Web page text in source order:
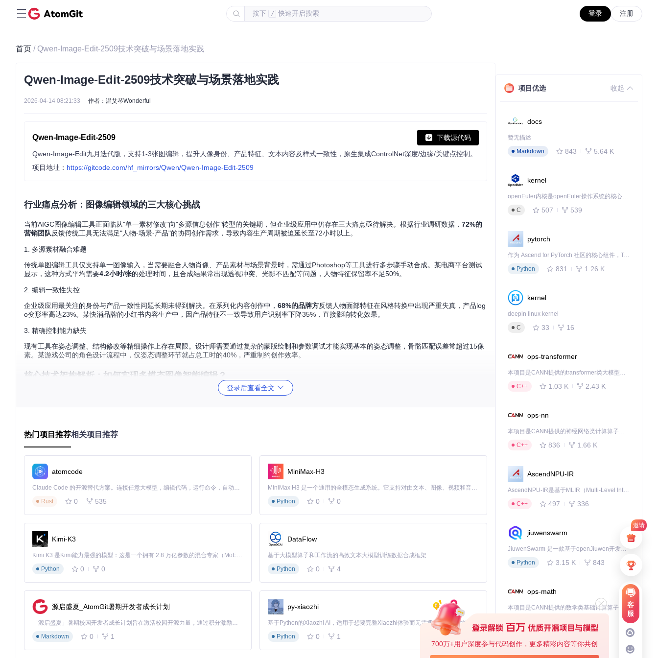
按下 / 快速开启搜索 登录 注册
邀请
客
服
700万+用户深度参与代码创作，更多精彩内容等你共创
首页 / Qwen-Image-Edit-2509技术突破与场景落地实践
Qwen-Image-Edit-2509技术突破与场景落地实践
2026-04-14 08:21:33 作者：温艾琴Wonderful
Qwen-Image-Edit-2509 下载源代码
Qwen-Image-Edit九月迭代版，支持1-3张图编辑，提升人像身份、产品特征、文本内容及样式一致性，原生集成ControlNet深度/边缘/关键点控制。
项目地址： https://gitcode.com/hf_mirrors/Qwen/Qwen-Image-Edit-2509
行业痛点分析：图像编辑领域的三大核心挑战
当前AIGC图像编辑工具正面临从"单一素材修改"向"多源信息创作"转型的关键期，但企业级应用中仍存在三大痛点亟待解决。根据行业调研数据， 72%的
营销团队反馈传统工具无法满足"人物-场景-产品"的协同创作需求，导致内容生产周期被迫延长至72小时以上。
1. 多源素材融合难题
传统单图编辑工具仅支持单一图像输入，当需要融合人物肖像、产品素材与场景背景时，需通过Photoshop等工具进行多步骤手动合成。某电商平台测试
显示，这种方式平均需要4.2小时/张的处理时间，且合成结果常出现透视冲突、光影不匹配等问题，人物特征保留率不足50%。
2. 编辑一致性失控
企业级应用最关注的身份与产品一致性问题长期未得到解决。在系列化内容创作中， 68%的品牌方反馈人物面部特征在风格转换中出现严重失真，产品log
o变形率高达23%。某快消品牌的小红书内容生产中，因产品特征不一致导致用户识别率下降35%，直接影响转化效果。
3. 精确控制能力缺失
现有工具在姿态调整、结构修改等精细操作上存在局限。设计师需要通过复杂的蒙版绘制和参数调试才能实现基本的姿态调整，骨骼匹配误差常超过15像
素。某游戏公司的角色设计流程中，仅姿态调整环节就占总工时的40%，严重制约创作效率。
核心技术架构解析：如何实现多模态图像智能编辑？
Qwen-Image-Edit-2509通过创新的技术架构，构建了"多图协同输入-特征融合处理-精确控制输出"的完整技术链路，从根本上解决了传统编辑工具的三大
该模型首创支持1-3张输入图像的协同处理，通过
冲突解决模块
：采用对抗学习策略处理特征冲突，使人物身份特征保留率提升至92%
光影一致性引擎：分析输入图像的光照方向、强度和色温，自动调整融合区域的光影参数
🛠️技术术语解析：自注意力机制
类似于人类视觉系统的注意力分配，模型能够自动识别图像中重要区域（如人物面部、产品主体），并优先处理这些区域的特征融合，确保关键信息不丢
ControlNet原生支持如何实现像素级精确控制？
模型内置深度图、边缘图、关键点图等6种ControlNet控制模式，无需额外加载模型即可实现精确控制。其技术突破在于：
轻量化控制模块 ：将传统ControlNet的参数量压缩60%，实现实时响应
多模态引导机制 ：支持文本描述与图像控制同时输入，精度提升至3像素级
控制维度 传统工具误差 Qwen-Image-Edit-2509
提升幅度
骨骼匹配
15像素
登录后查看全文
热门项目推荐相关项目推荐
atomcode
Claude Code 的开源替代方案。连接任意大模型，编辑代码，运行命令，自动验证 — 全自动执行。用 Rust 构建，极致性能。 ｜ An open-source alternative to Claude Code. Connect any LLM, edit code, run commands, and verify changes — autonomously. Built in Rust for speed. Get Started
Rust
0 535
MiniMax-H3
MiniMax H3 是一个通用的全模态生成系统。它支持对由文本、图像、视频和音频组成的多模态上下文进行统一理解，并能生成分辨率高达 2K、时长可达 15 秒的带原生立体声音频的视频。得益于面向任务泛化的系统设计，H3 在预训练阶段就已具备广泛的多模态上下文理解与生成能力，能够出色地执行复杂的多模态指令。
Python
0 0
Kimi-K3
Kimi K3 是Kimi能力最强的模型：这是一个拥有 2.8 万亿参数的混合专家（MoE）模型，具备原生视觉理解能力，并支持 100 万 token 的上下文窗口。
Python
0 0
DataFlow
基于大模型算子和工作流的高效文本大模型训练数据合成框架
Python
0 4
源启盛夏_AtomGit暑期开发者成长计划
「源启盛夏」暑期校园开发者成长计划旨在激活校园开源力量，通过积分激励、认证扶持、资源倾斜等形式，引导高校组织和开发者完成「入驻 — 建项目 — 做贡献 — 获认证 — 得资源」的完整闭环。无论你是想带领社团入驻平台的组织者，还是希望用代码贡献证明自己的开发者，都能在这里找到属于你的成长路径。
Markdown
0 1
py-xiaozhi
基于Python的Xiaozhi AI，适用于想要完整Xiaozhi体验而无需拥有专用硬件的用户。
Python
0 1
项目优选 收起
docs
暂无描述
Markdown
843 5.64 K
kernel
openEuler内核是openEuler操作系统的核心，既是系统性能与稳定性的基石，也是连接处理器、设备与服务的桥梁。
C
507 539
pytorch
作为 Ascend for PyTorch 社区的核心组件，TorchNPU 是昇腾专为 PyTorch 打造的深度学习适配插件，使 PyTorch 框架能够直接调用昇腾 NPU，为开发者提供昇腾 AI 处理器的超强算力。
Python
831 1.26 K
kernel
deepin linux kernel
C
33 16
ops-transformer
本项目是CANN提供的transformer类大模型算子库，实现网络在NPU上加速计算。
C++
1.03 K 2.43 K
ops-nn
本项目是CANN提供的神经网络类计算算子库，实现网络在NPU上加速计算。
C++
836 1.66 K
AscendNPU-IR
AscendNPU-IR是基于MLIR（Multi-Level Intermediate Representation）构建的，面向昇腾亲和算子编译时使用的中间表示，提供昇腾完备表达能力，通过编译优化提升昇腾AI处理器计算效率，支持通过生态框架使能昇腾AI处理器与深度调优
C++
497 336
jiuwenswarm
JiuwenSwarm 是一款基于openJiuwen开发的智能AI Agent，它能够将大语言模型的强大能力，通过你日常使用的各类通讯应用，直接延伸至你的指尖。
Python
3.15 K 843
ops-math
C++
deveco-code